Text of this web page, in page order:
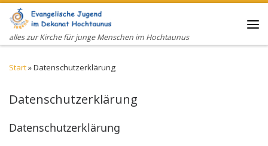
Zum Inhalt springen
alles zur Kirche für junge Menschen im Hochtaunus
Start»Datenschutzerklärung
Datenschutzerklärung
Datenschutzerklärung